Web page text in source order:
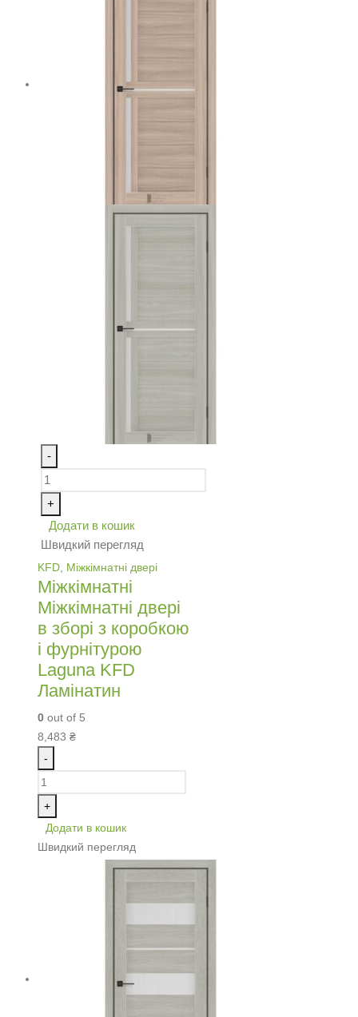
-
+
Додати в кошик
Швидкий перегляд
KFD Міжкімнатні двері
Міжкімнатні
Міжкімнатні двері
в зборі з коробкою
і фурнітурою
Laguna KFD
Ламінатин
0 out of 5
8,483 ₴
-
+
Додати в кошик
Швидкий перегляд